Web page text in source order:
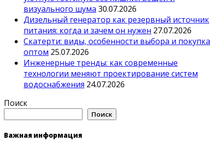
визуального шума 30.07.2026
Дизельный генератор как резервный источник
питания: когда и зачем он нужен 27.07.2026
Скатерти: виды, особенности выбора и покупка
оптом 25.07.2026
Инженерные тренды: как современные
технологии меняют проектирование систем
водоснабжения 24.07.2026
Поиск
Поиск
Важная информация